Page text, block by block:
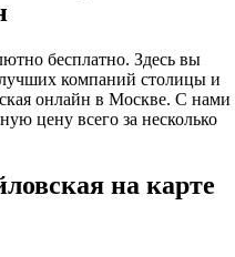
бесплатно. Здесь вы
компаний столицы и
онлайн в Москве. С нами
цену всего за несколько
на карте